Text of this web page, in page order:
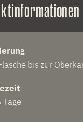
bis zur
Tage